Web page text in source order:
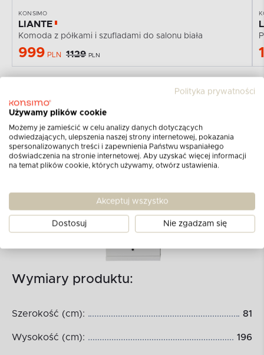
KONSIMO
LIANTE
Komoda z półkami i szufladami do salonu biała
999 PLN 1129 PLN
Wymiary produktu:
Szerokość (cm): 81
Wysokość (cm): 196
Polityka prywatności
Używamy plików cookie
Możemy je zamieścić w celu analizy danych dotyczących
odwiedzających, ulepszenia naszej strony internetowej, pokazania
spersonalizowanych treści i zapewnienia Państwu wspaniałego
doświadczenia na stronie internetowej. Aby uzyskać więcej informacji
na temat plików cookie, których używamy, otwórz ustawienia.
Akceptuj wszystko
Dostosuj Nie zgadzam się